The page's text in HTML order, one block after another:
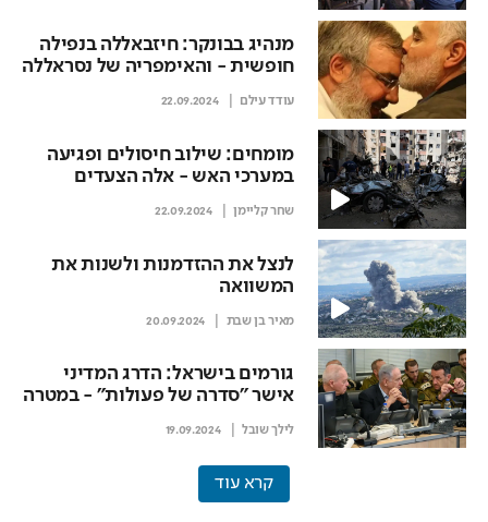
מנהיג בבונקר: חיזבאללה בנפילה
חופשית - והאימפריה של נסראללה
עודד עילם 22.09.2024
מומחים: שילוב חיסולים ופגיעה
במערכי האש - אלה הצעדים
שחר קליימן 22.09.2024
לנצל את ההזדמנות ולשנות את
המשוואה
מאיר בן שבת 20.09.2024
גורמים בישראל: הדרג המדיני
אישר "סדרה של פעולות" - במטרה
לילך שובל 19.09.2024
קרא עוד